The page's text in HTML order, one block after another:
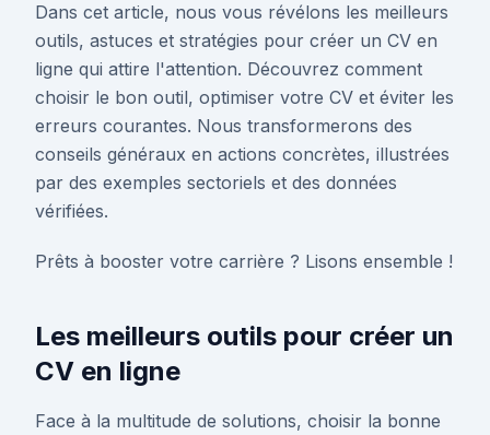
Dans cet article, nous vous révélons les meilleurs
outils, astuces et stratégies pour créer un CV en
ligne qui attire l'attention. Découvrez comment
choisir le bon outil, optimiser votre CV et éviter les
erreurs courantes. Nous transformerons des
conseils généraux en actions concrètes, illustrées
par des exemples sectoriels et des données
vérifiées.
Prêts à booster votre carrière ? Lisons ensemble !
Les meilleurs outils pour créer un
CV en ligne
Face à la multitude de solutions, choisir la bonne